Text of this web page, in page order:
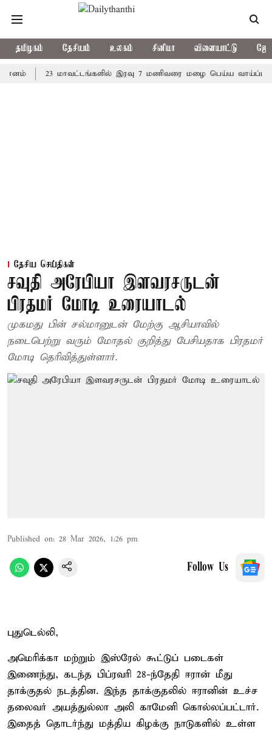
தமிழகம் தேசியம் உலகம் சினிமா விளையாட்டு
23 மாவட்டங்களில் இரவு 7 மணிவரை மழை பெய்ய வாய்ப்பு
தேசிய செய்திகள்
சவுதி அரேபியா இளவரசருடன்
பிரதமர் மோடி உரையாடல்
முகமது பின் சல்மானுடன் மேற்கு ஆசியாவில்
நடைபெற்று வரும் மோதல் குறித்து பேசியதாக பிரதமர்
மோடி தெரிவித்துள்ளார்.
Published on: 28 Mar 2026, 1:26 pm
Follow Us
புதுடெல்லி,
அமெரிக்கா மற்றும் இஸ்ரேல் கூட்டுப் படைகள்
இணைந்து, கடந்த பிப்ரவரி 28-ந்தேதி ஈரான் மீது
தாக்குதல் நடத்தின. இந்த தாக்குதலில் ஈரானின் உச்ச
தலைவர் அயத்துல்லா அலி காமேனி கொல்லப்பட்டார்.
இதைத் தொடர்ந்து மத்திய கிழக்கு நாடுகளில் உள்ள